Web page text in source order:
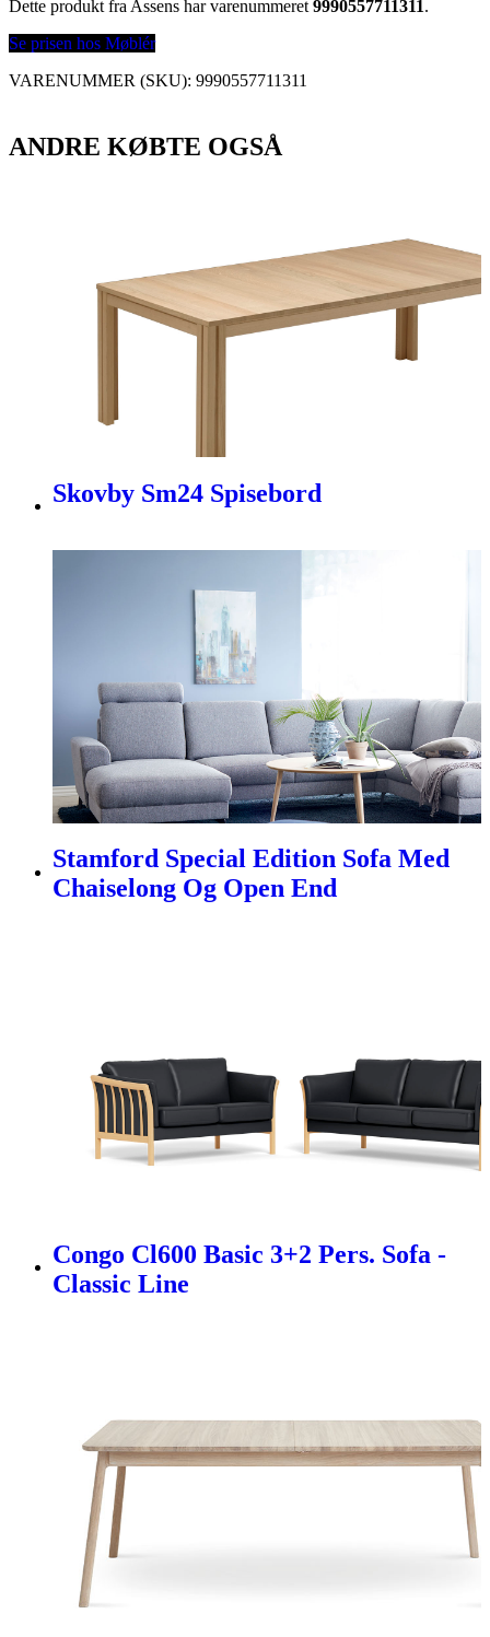
Dette produkt fra Assens har varenummeret 9990557711311.
Se prisen hos Møblér
VARENUMMER (SKU): 9990557711311
ANDRE KØBTE OGSÅ
Skovby Sm24 Spisebord
Stamford Special Edition Sofa Med
Chaiselong Og Open End
Congo Cl600 Basic 3+2 Pers. Sofa -
Classic Line